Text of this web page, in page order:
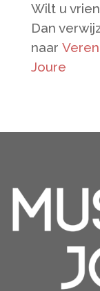
Wilt u
Dan
naar
Joure